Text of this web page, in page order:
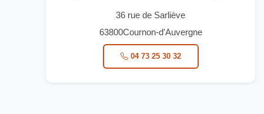
36 rue de Sarliève
63800Cournon-d'Auvergne
04 73 25 30 32